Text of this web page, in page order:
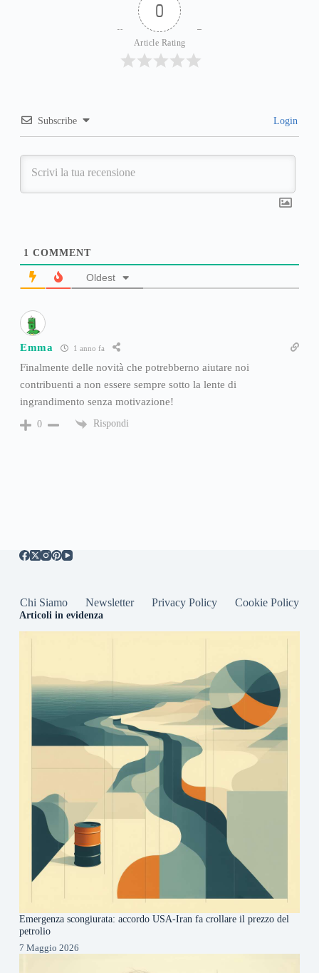
0
Article Rating
Subscribe Login
1 COMMENT
Oldest
Emma 1 anno fa
Finalmente delle novità che potrebberno aiutare noi
contribuenti a non essere sempre sotto la lente di
ingrandimento senza motivazione!
0 Rispondi
Chi Siamo Newsletter Privacy Policy Cookie Policy
Articoli in evidenza
Emergenza scongiurata: accordo USA-Iran fa crollare il prezzo del
petrolio
7 Maggio 2026